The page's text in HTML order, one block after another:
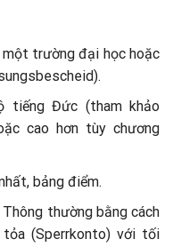
trường đại học hoặc
tiếng Đức (tham khảo
cao hơn tùy chương
bảng điểm.
thường bằng cách
(Sperrkonto) với tối